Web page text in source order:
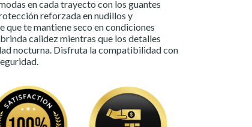
en cada trayecto con los guantes
reforzada en nudillos y
te mantiene seco en condiciones
calidez mientras que los detalles
nocturna. Disfruta la compatibilidad con